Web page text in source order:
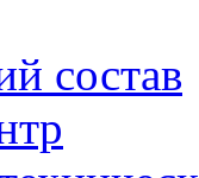
состав